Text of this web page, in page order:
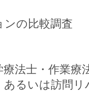
の比較調査
法士・作業療
あるいは訪問